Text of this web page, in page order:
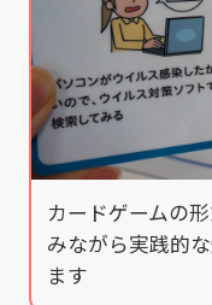
カードゲームの
みながら実践的
ます